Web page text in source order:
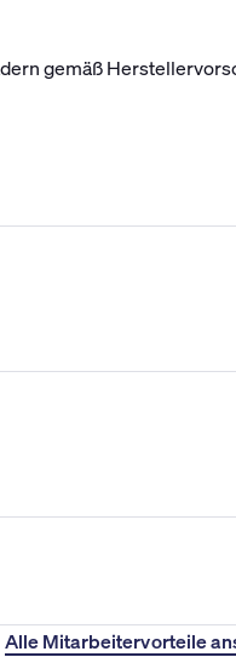
gemäß
Alle Mitarbeitervorteile